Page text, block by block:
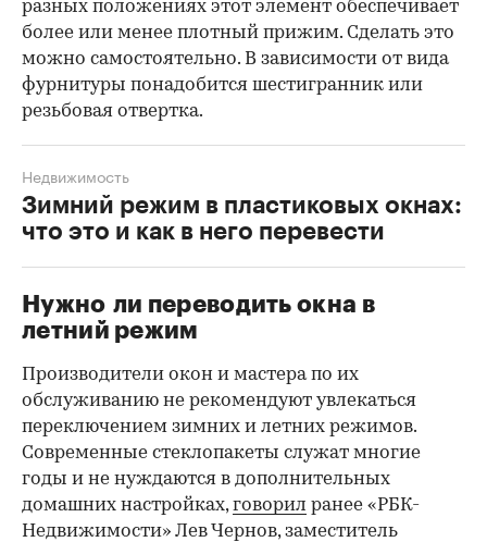
разных положениях этот элемент обеспечивает
более или менее плотный прижим. Сделать это
можно самостоятельно. В зависимости от вида
фурнитуры понадобится шестигранник или
резьбовая отвертка.
Зимний режим в пластиковых окнах:
что это и как в него перевести
Недвижимость
Нужно ли переводить окна в
летний режим
Производители окон и мастера по их
обслуживанию не рекомендуют увлекаться
переключением зимних и летних режимов.
Современные стеклопакеты служат многие
годы и не нуждаются в дополнительных
домашних настройках,говорил ранее «РБК-
Недвижимости» Лев Чернов, заместитель